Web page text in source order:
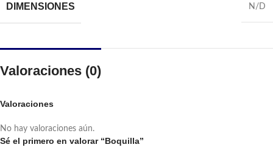
DIMENSIONES N/D
Valoraciones (0)
Valoraciones
No hay valoraciones aún.
Sé el primero en valorar “Boquilla”